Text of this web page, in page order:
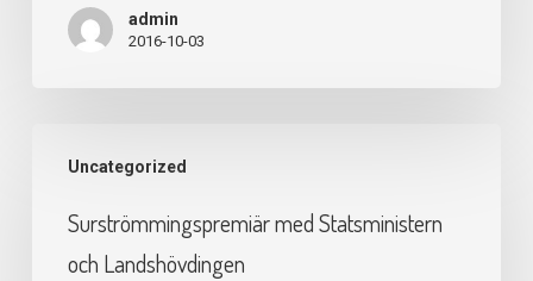
Teatern
admin
2016-10-03
Uncategorized
med
Statsministern
Surströmmingspremiär med Statsministern
och Landshövdingen